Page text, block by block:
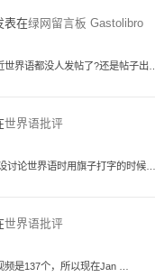
表在绿网留言板 Gastolibro
世界语都没人发帖了?还是帖子出…
世界语批评
讨论世界语时用旗子打字的时候…
世界语批评
频是137个，所以现在Jan …